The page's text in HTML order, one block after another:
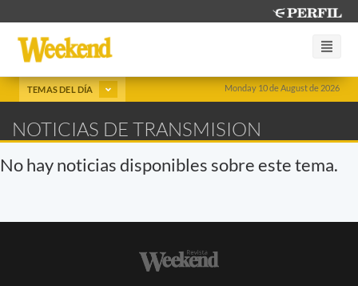
Monday 10 de August de 2026
TEMAS DEL DÍA
NOTICIAS DE TRANSMISION
No hay noticias disponibles sobre este tema.